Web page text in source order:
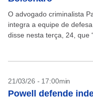
O advogado criminalista
integra a equipe de
disse nesta terça, 24, que
21/03/26 - 17:00min
Powell defende